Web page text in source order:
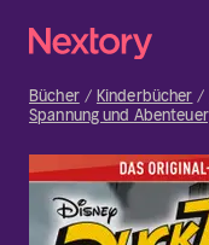
Bücher Kinderbücher
Spannung und